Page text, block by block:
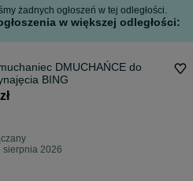
żadnych ogłoszeń w tej odległości.
w większej odległości:
DMUCHAŃCE do
BING
sierpnia 2026